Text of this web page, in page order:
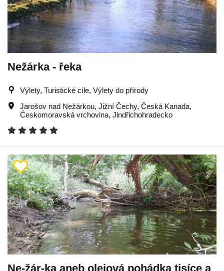
Nežárka - řeka
Výlety, Turistické cíle, Výlety do přírody
Jarošov nad Nežárkou, Jižní Čechy, Česká Kanada,
Českomoravská vrchovina, Jindřichohradecko
Ne-žár-ka aneb olejová pohádka tisíce a